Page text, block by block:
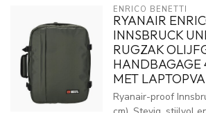
ENRICO BENETTI
RYANAIR
INNSBRUCK
RUGZAK
MET
Ryanair-proof